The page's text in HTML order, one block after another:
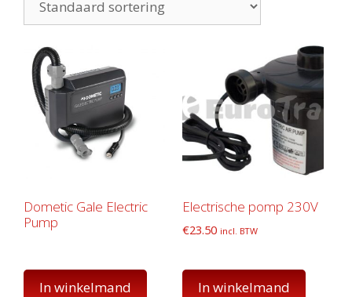
Dometic Gale Electric
Pump
In winkelmand
Electrische pomp 230V
€23.50 incl. BTW
In winkelmand